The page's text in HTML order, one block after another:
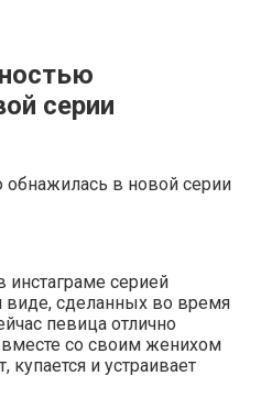
серии
инстаграме серией
сделанных во время
певица отлично
со своим женихом
купается и устраивает